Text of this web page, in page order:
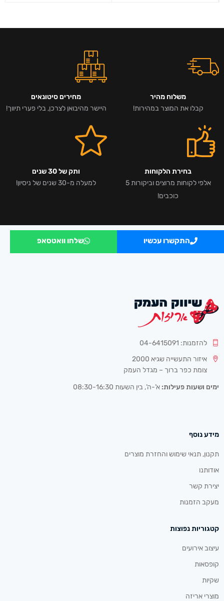
משלוח מהיר
קבלו את המוצר במהירות!
מחירים סיטונאים
היישר מהיבואן לצרכן, בלי פערי תיווך!
בחירת הלקוחות
אלפי לקוחות מרוצים וביקורות 5
כוכבים!
ותק של 30 שנים
למעלה מ-30 שנים של ניסיון!
התקשרו עכשיו שלחו וואטסאפ
להזמנות: 04-6415091
איזור התעשייה שגיא 2000
צומת כפר ברוך – מגדל העמק
ימים ושעות פעילות: א’-ה’, בין השעות 08:30-16:30
מידע נוסף
תקנון, תנאי שימוש והחזרת מוצרים
אודותנו
יצירת קשר
מעקב הזמנות
קטגוריות נפוצות
עיצוב אירועים
קופסאות
שקיות
מוצרי אריזה